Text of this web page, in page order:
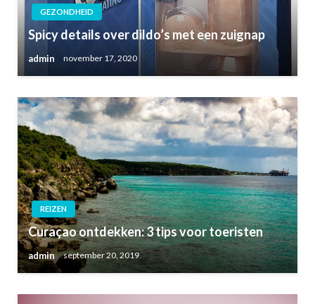
GEZONDHEID
Spicy details over dildo’s met een zuignap
admin november 17, 2020
REIZEN
Curaçao ontdekken: 3 tips voor toeristen
admin september 20, 2019